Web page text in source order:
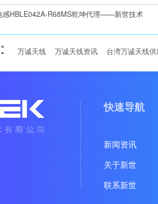
感HBLE042A-R68MS乾坤代理——新世技术
万诚天线 万诚天线资讯 台湾万诚天线
快速导航
新闻资讯
关于新世
联系新世